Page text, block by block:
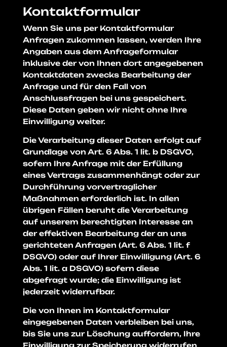
Kontaktformular
Wenn Sie uns per Kontaktformular
Anfragen zukommen lassen, werden Ihre
Angaben aus dem Anfrageformular
inklusive der von Ihnen dort angegebenen
Kontaktdaten zwecks Bearbeitung der
Anfrage und für den Fall von
Anschlussfragen bei uns gespeichert.
Diese Daten geben wir nicht ohne Ihre
Einwilligung weiter.
Die Verarbeitung dieser Daten erfolgt auf
Grundlage von Art. 6 Abs. 1 lit. b DSGVO,
sofern Ihre Anfrage mit der Erfüllung
eines Vertrags zusammenhängt oder zur
Durchführung vorvertraglicher
Maßnahmen erforderlich ist. In allen
übrigen Fällen beruht die Verarbeitung
auf unserem berechtigten Interesse an
der effektiven Bearbeitung der an uns
gerichteten Anfragen (Art. 6 Abs. 1 lit. f
DSGVO) oder auf Ihrer Einwilligung (Art. 6
Abs. 1 lit. a DSGVO) sofern diese
abgefragt wurde; die Einwilligung ist
jederzeit widerrufbar.
Die von Ihnen im Kontaktformular
eingegebenen Daten verbleiben bei uns,
bis Sie uns zur Löschung auffordern, Ihre
Einwilligung zur Speicherung widerrufen